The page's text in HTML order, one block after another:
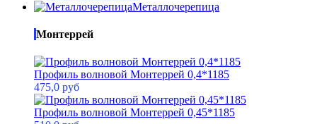
Металлочерепица
Монтеррей
Профиль волновой Монтеррей 0,4*1185
475,0 руб
Профиль волновой Монтеррей 0,45*1185